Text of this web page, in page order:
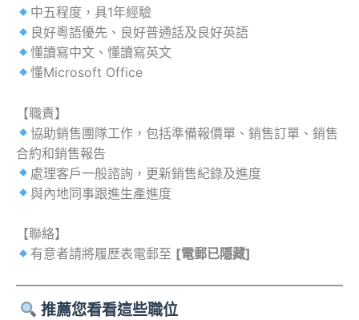
中五程度，具1年經驗
良好粵語優先、良好普通話及良好英語
懂讀寫中文、懂讀寫英文
懂Microsoft Office
【職責】
協助銷售團隊工作，包括準備報價單、銷售訂單、銷售
合約和銷售報告
處理客戶一般諮詢，更新銷售紀錄及進度
與內地同事跟進生產進度
【聯絡】
有意者請將履歷表電郵至 [電郵已隱藏]
推薦您看看這些職位